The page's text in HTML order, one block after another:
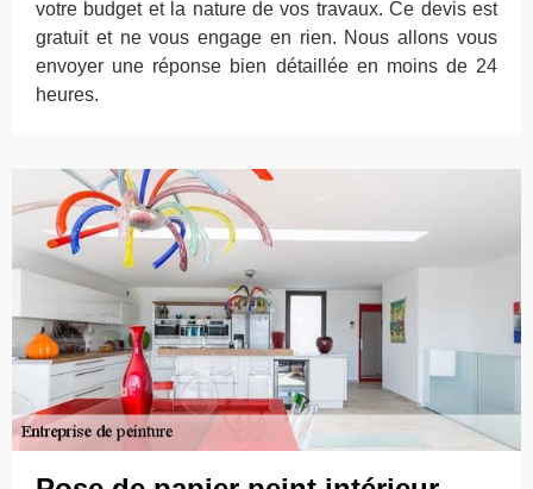
votre budget et la nature de vos travaux. Ce devis est
gratuit et ne vous engage en rien. Nous allons vous
envoyer une réponse bien détaillée en moins de 24
heures.